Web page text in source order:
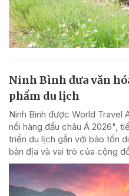
Ninh Bình đưa văn
phẩm du lịch
Ninh Bình được World
nổi hàng đầu châu Á 2026",
triển du lịch gắn với bảo tồn
bản địa và vai trò của cộng